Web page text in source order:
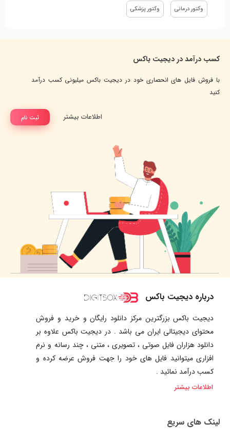
وکتور درمانی وکتور پزشکی
کسب درآمد در دیجیت باکس
با فروش فایل های انحصاری خود در دیجیت باکس میلیونی کسب درآمد
کنید
ثبت نام اطلاعات بیشتر
درباره دیجیت باکس
دیجیت باکس بزرگترین مرکز دانلود رایگان و خرید و فروش
محتوای دیجیتالی ایران می باشد . در دیجیت باکس علاوه بر
دانلود هزاران فایل صوتی ، تصویری ، متنی ، چند رسانه و نرم
افزاری میتوانید فایل های خود را جهت فروش عرضه کرده و
کسب درآمد نمائید .
اطلاعات بیشتر
لینک های سریع